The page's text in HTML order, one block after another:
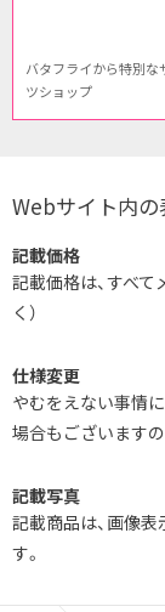
バタフライから特別な
ツショップ
Webサイト内の
記載価格
記載価格は、すべ
く）
仕様変更
やむをえない事情
場合もございます
記載写真
記載商品は、画像
す。